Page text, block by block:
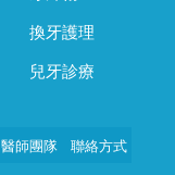
換牙護理
兒牙診療
醫師團隊 聯絡方式